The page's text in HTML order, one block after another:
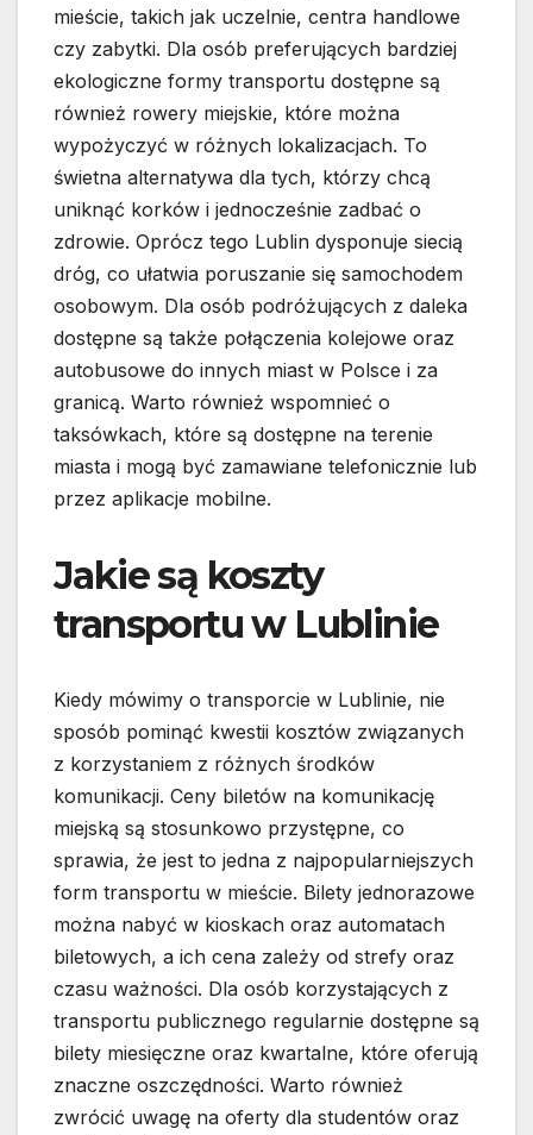
mieście, takich jak uczelnie, centra handlowe
czy zabytki. Dla osób preferujących bardziej
ekologiczne formy transportu dostępne są
również rowery miejskie, które można
wypożyczyć w różnych lokalizacjach. To
świetna alternatywa dla tych, którzy chcą
uniknąć korków i jednocześnie zadbać o
zdrowie. Oprócz tego Lublin dysponuje siecią
dróg, co ułatwia poruszanie się samochodem
osobowym. Dla osób podróżujących z daleka
dostępne są także połączenia kolejowe oraz
autobusowe do innych miast w Polsce i za
granicą. Warto również wspomnieć o
taksówkach, które są dostępne na terenie
miasta i mogą być zamawiane telefonicznie lub
przez aplikacje mobilne.
Jakie są koszty
transportu w Lublinie
Kiedy mówimy o transporcie w Lublinie, nie
sposób pominąć kwestii kosztów związanych
z korzystaniem z różnych środków
komunikacji. Ceny biletów na komunikację
miejską są stosunkowo przystępne, co
sprawia, że jest to jedna z najpopularniejszych
form transportu w mieście. Bilety jednorazowe
można nabyć w kioskach oraz automatach
biletowych, a ich cena zależy od strefy oraz
czasu ważności. Dla osób korzystających z
transportu publicznego regularnie dostępne są
bilety miesięczne oraz kwartalne, które oferują
znaczne oszczędności. Warto również
zwrócić uwagę na oferty dla studentów oraz